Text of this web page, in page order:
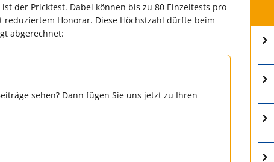
der Pricktest. Dabei können bis zu 80 Einzeltests pro
Honorar. Diese Höchstzahl dürfte beim
abgerechnet:
sehen? Dann fügen Sie uns jetzt zu Ihren